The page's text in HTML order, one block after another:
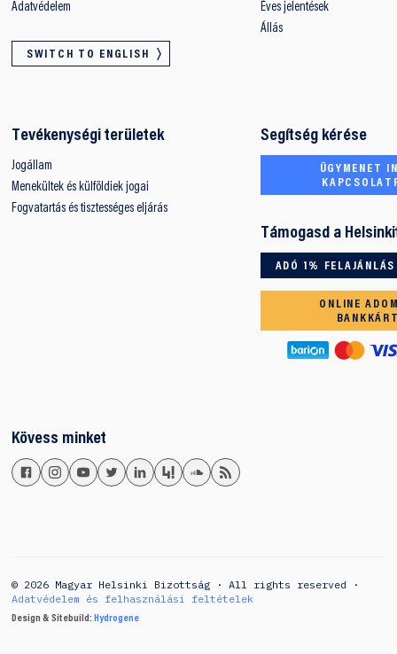
Adatvédelem
SWITCH TO ENGLISH
Éves jelentések
Állás
Tevékenységi területek
Jogállam
Menekültek és külföldiek jogai
Fogvatartás és tisztességes eljárás
Segítség kérése
ÜGYMENET
Támogasd a
ADÓ 1% FELAJÁNLÁS
ONLINE
Kövess minket
© 2026 Magyar Helsinki Bizottság · All rights reserved ·
Adatvédelem és felhasználási feltételek
Design & Sitebuild: Hydrogene